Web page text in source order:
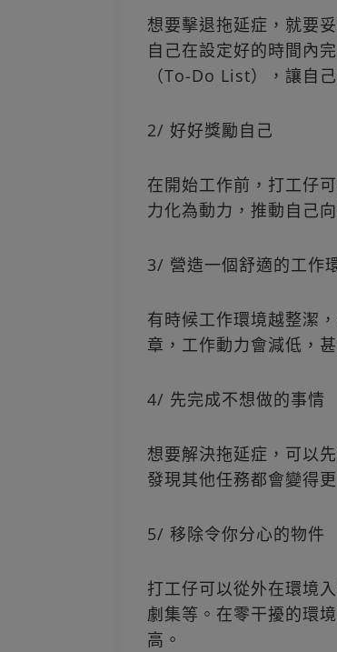
想要擊退拖延症，就要
自己在設定好的時間內
（To-Do List），讓自
2/ 好好獎勵自己
在開始工作前，打工仔
力化為動力，推動自己向
3/ 營造一個舒適的工作
有時候工作環境越整潔
章，工作動力會減低，
4/ 先完成不想做的事情
想要解決拖延症，可以
發現其他任務都會變得
5/ 移除令你分心的物件
打工仔可以從外在環境
劇集等。在零干擾的環
高。